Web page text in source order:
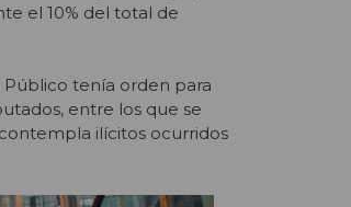
el 10% del total de
tenía orden para
entre los que se
ilícitos ocurridos